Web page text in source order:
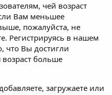
чей возраст
Вам меньшее
пожалуйста, не
Регистрируясь в нашем
что Вы достигли
больше
загружаете или